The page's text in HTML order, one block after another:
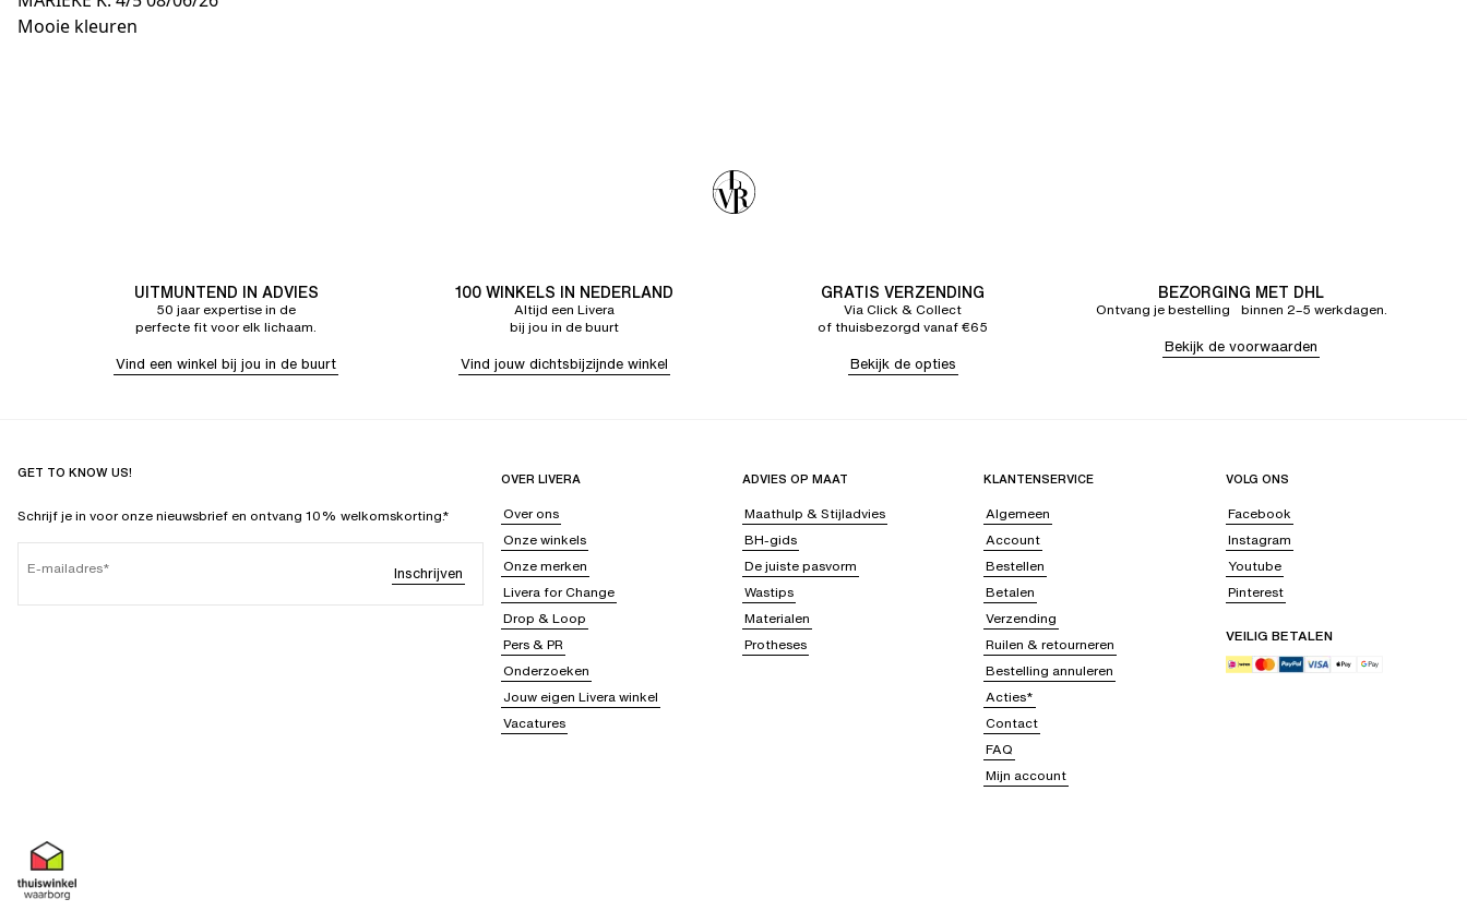
Mooie kleuren
UITMUNTEND IN ADVIES
50 jaar expertise in de
perfecte fit voor elk lichaam.
Vind een winkel bij jou in de buurt
100 WINKELS IN NEDERLAND
Altijd een Livera
bij jou in de buurt
Vind jouw dichtsbijzijnde winkel
GRATIS VERZENDING
Via Click & Collect
of thuisbezorgd vanaf €65
Bekijk de opties
BEZORGING MET DHL
Ontvang je bestelling binnen 2–5 werkdagen.
Bekijk de voorwaarden
GET TO KNOW US!
Schrijf je in voor onze nieuwsbrief en ontvang 10% welkomskorting.*
E-mailadres Inschrijven
OVER LIVERA
Over ons
Onze winkels
Onze merken
Livera for Change
Drop & Loop
Pers & PR
Onderzoeken
Jouw eigen Livera winkel
Vacatures
ADVIES OP MAAT
Maathulp & Stijladvies
BH-gids
De juiste pasvorm
Wastips
Materialen
Protheses
KLANTENSERVICE
Algemeen
Account
Bestellen
Betalen
Verzending
Ruilen & retourneren
Bestelling annuleren
Acties*
Contact
FAQ
Mijn account
VOLG ONS
Facebook
Instagram
Youtube
Pinterest
VEILIG BETALEN